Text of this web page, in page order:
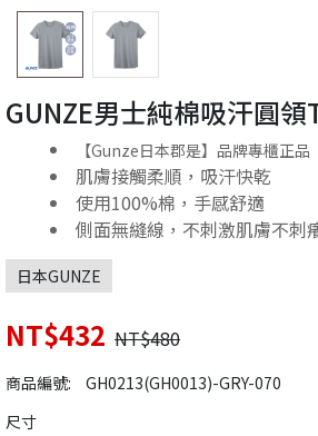
GUNZE男士純棉吸汗圓領
【Gunze日本郡是】品牌專櫃正品
肌膚接觸柔順，吸汗快乾
使用100%棉，手感舒適
側面無縫線，不刺激肌膚不刺
日本GUNZE
NT$432 NT$480
商品編號:
GH0213(GH0013)-GRY-070
尺寸